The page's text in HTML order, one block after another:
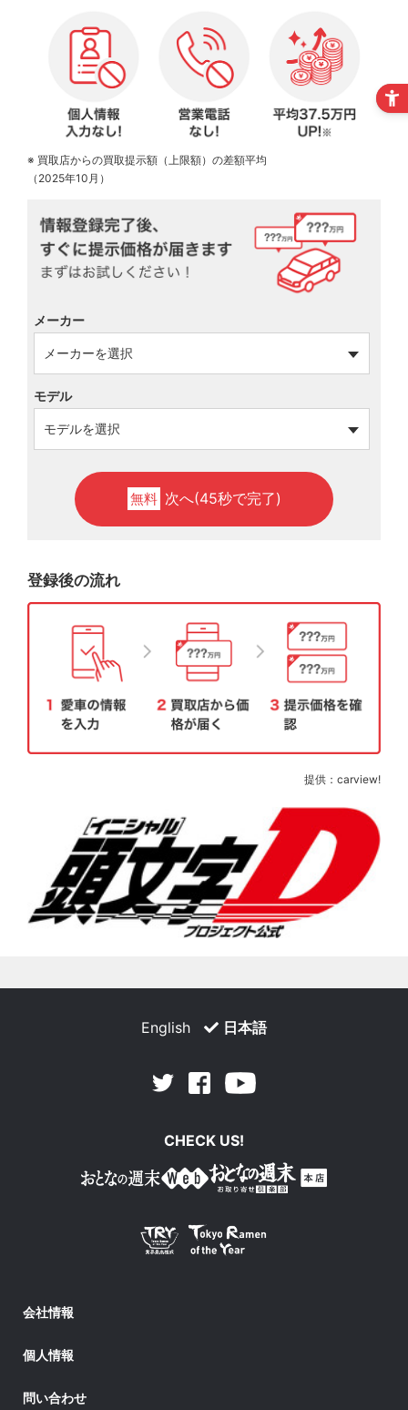
※ 買取店からの買取提示額（上限額）の差額平均
（2025年10月）
メーカー
モデル
無料 次へ(45秒で完了)
登録後の流れ
提供：carview!
English 日本語
Twitter Facebook
CHECK US!
会社情報
個人情報
問い合わせ